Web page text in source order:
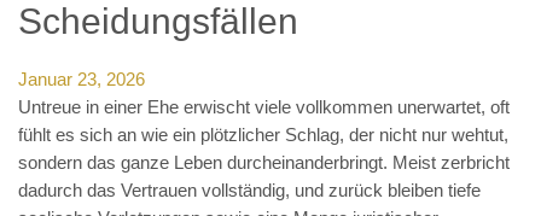
Scheidungsfällen
Januar 23, 2026
Untreue in einer Ehe erwischt viele vollkommen unerwartet, oft
fühlt es sich an wie ein plötzlicher Schlag, der nicht nur wehtut,
sondern das ganze Leben durcheinanderbringt. Meist zerbricht
dadurch das Vertrauen vollständig, und zurück bleiben tiefe